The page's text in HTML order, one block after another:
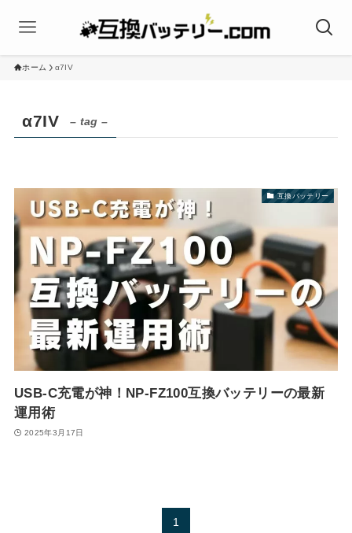
ホーム α7IV
α7IV – tag –
互換バッテリー
USB-C充電が神！NP-FZ100互換バッテリーの最新
運用術
2025年3月17日
1